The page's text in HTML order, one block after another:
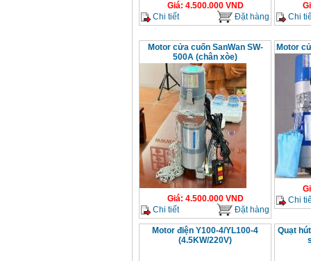
Giá: 4.500.000VND
Chi tiết
Đặt hàng
Chi
Motor cửa cuốn SanWan SW-
500A (chân xòe)
Giá: 4.500.000VND
Chi tiết
Đặt hàng
Motor
Chi
Motor điện Y100-4/YL100-4
(4.5KW/220V)
Quạt